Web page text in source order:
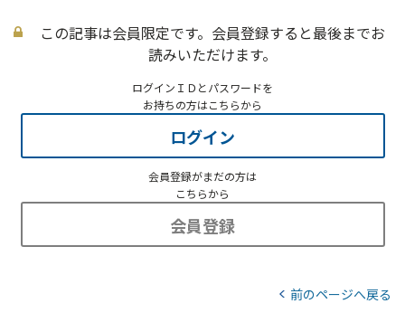
この記事は会員限定です。会員登録すると最後までお
読みいただけます。
ログインＩＤとパスワードを
お持ちの方はこちらから
ログイン
会員登録がまだの方は
こちらから
会員登録
前のページへ戻る